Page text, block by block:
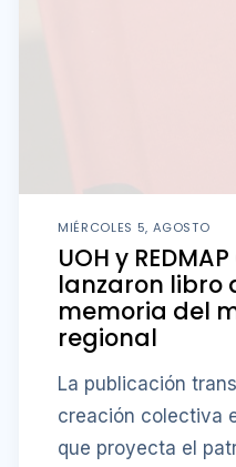
MIÉRCOLES 5, AGOSTO
UOH y
lanzaron libro
memoria del
regional
La publicación
creación colectiva
que proyecta el